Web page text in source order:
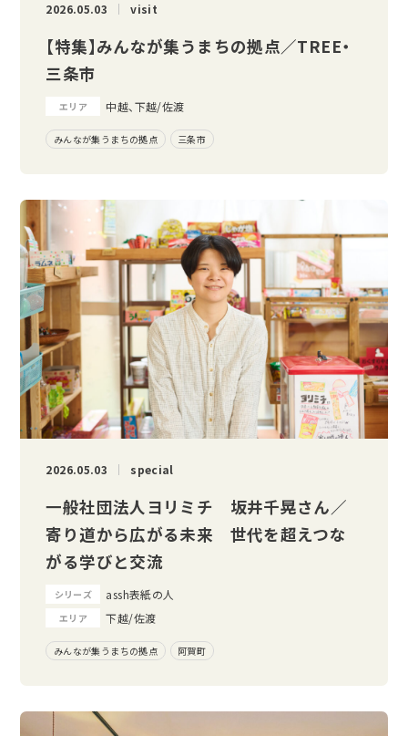
2026.05.03 visit
【特集】みんなが集うまちの拠点／TREE・
三条市
エリア 中越、下越/佐渡
みんなが集うまちの拠点 三条市
2026.05.03 special
一般社団法人ヨリミチ 坂井千晃さん／
寄り道から広がる未来 世代を超えつな
がる学びと交流
シリーズ assh表紙の人
エリア 下越/佐渡
みんなが集うまちの拠点 阿賀町